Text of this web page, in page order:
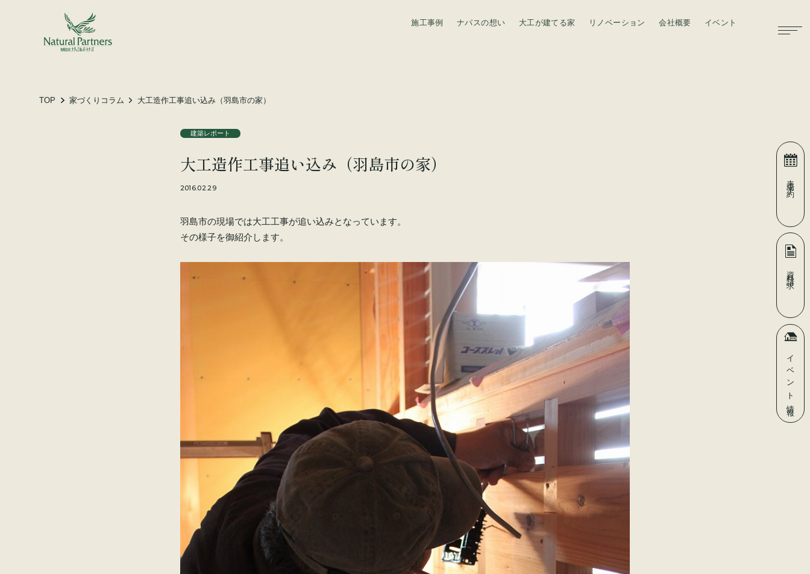
施工事例 ナパスの想い 大工が建てる家 リノベーション 会社概要 イベント
TOP 家づくりコラム 大工造作工事追い込み（羽島市の家）
建築レポート
大工造作工事追い込み（羽島市の家）
2016.02.29
羽島市の現場では大工工事が追い込みとなっています。
その様子を御紹介します。
会社概要
スタッフ紹介
来場予約
資料請求
イベント